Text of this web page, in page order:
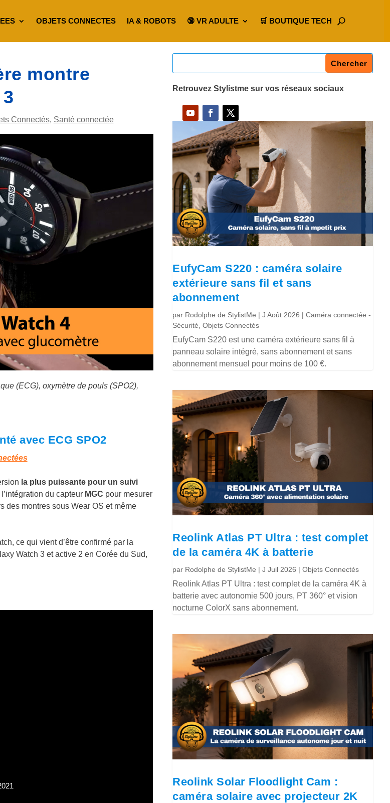
OBJETS CONNECTES IA & ROBOTS 🔞 VR ADULTE 🛒 BOUTIQUE TECH
montre
Connectés, Santé connectée
(ECG), oxymètre de pouls (SPO2),
avec ECG SPO2
la plus puissante pour un suivi
du capteur MGC pour mesurer
des montres sous Wear OS et même
ce qui vient d’être confirmé par la
Watch 3 et active 2 en Corée du Sud,
Retrouvez Stylistme sur vos réseaux sociaux
EufyCam S220 : caméra solaire
extérieure sans fil et sans
abonnement
par Rodolphe de StylistMe |J Août 2026 |Caméra connectée -
Sécurité ,Objets Connectés
EufyCam S220 est une caméra extérieure sans fil à
panneau solaire intégré, sans abonnement et sans
abonnement mensuel pour moins de 100 €.
Reolink Atlas PT Ultra : test complet
de la caméra 4K à batterie
par Rodolphe de StylistMe |J Juil 2026 |Objets Connectés
Reolink Atlas PT Ultra : test complet de la caméra 4K à
batterie avec autonomie 500 jours, PT 360° et vision
nocturne ColorX sans abonnement.
Reolink Solar Floodlight Cam :
caméra solaire avec projecteur 2K